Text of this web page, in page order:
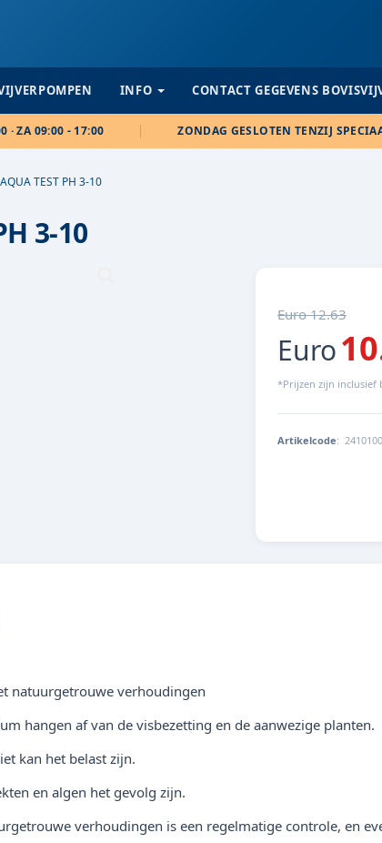
INFO CONTACT GEGEVENS
· ZA 09:00 - 17:00 ZONDAG GESLOTEN TENZIJ
TEST PH 3-10
3-10
Euro 12.63
Euro
*Prijzen zijn inclusief
Artikelcode: 2410100
natuurgetrouwe verhoudingen
hangen af van de visbezetting en de aanwezige planten.
kan het belast zijn.
en algen het gevolg zijn.
verhoudingen is een regelmatige controle, en